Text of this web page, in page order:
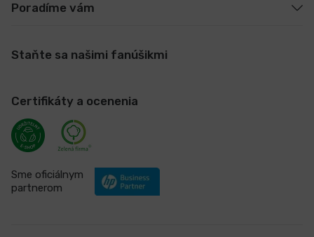
Poradíme vám
Staňte sa našimi fanúšikmi
Certifikáty a ocenenia
Sme oficiálnym
partnerom